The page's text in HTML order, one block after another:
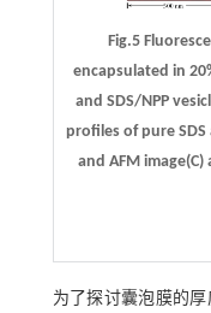
Fig.5
encapsulated in
and SDS/NPP
profiles of pure SDS
and AFM
为了探讨囊泡膜的厚